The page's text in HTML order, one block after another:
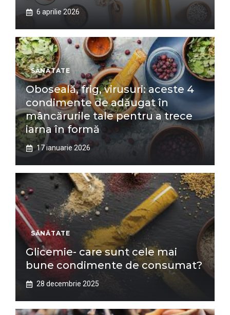
6 aprilie 2026
SĂNĂTATE
Oboseală, frig, virusuri: aceste 4
condimente de adăugat în
mâncărurile tale pentru a trece
iarna în formă
17 ianuarie 2026
SĂNĂTATE
Glicemie- care sunt cele mai
bune condimente de consumat?
28 decembrie 2025